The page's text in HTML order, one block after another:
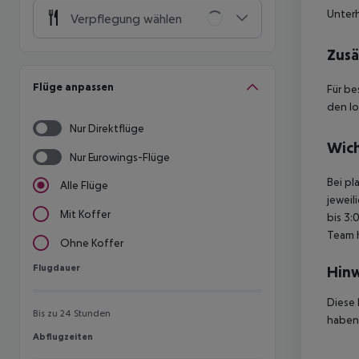
Verpflegung wählen
Flüge anpassen
Nur Direktflüge
Nur Eurowings-Flüge
Alle Flüge
Mit Koffer
Ohne Koffer
Flugdauer
Flugdauer
Bis zu 24 Stunden
Abflugzeiten
Abflugzeiten
Für
den
Bei
bis
Team
Diese